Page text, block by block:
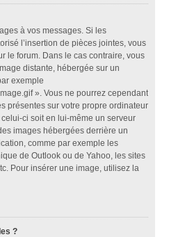
à vos messages. Si les
l’insertion de pièces jointes, vous
le forum. Dans le cas contraire, vous
distante, hébergée sur un
exemple
». Vous ne pourrez cependant
présentes sur votre propre ordinateur
ci soit en lui-même un serveur
images hébergées derrière un
comme par exemple les
de Outlook ou de Yahoo, les sites
Pour insérer une image, utilisez la
?